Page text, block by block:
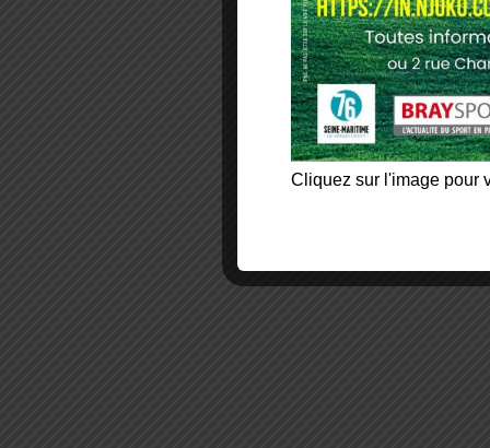
Cliquez sur l'image pour